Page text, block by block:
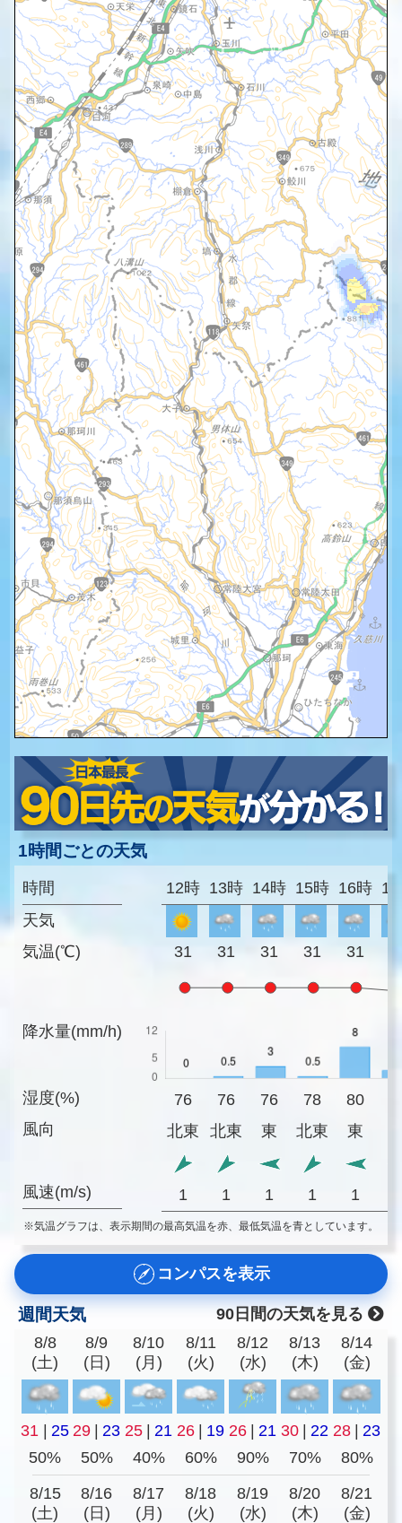
1時間ごとの天気
時間
天気
気温(℃)
降水量(mm/h)
湿度(%)
風向
風速(m/s)
12時 13時 14時 15時 16時
31 31 31 31 31
76 76 76 78 80
北東
北東 東 北東 東
1 1 1 1 1
※気温グラフは、表示期間の最高気温を赤、最低気温を青としています。
コンパスを表示
週間天気
90日間の天気を見る
8/8
(土)
8/9
(日)
8/10
(月)
8/11
(火)
8/12
(水)
8/13
(木)
8/14
(金)
31 | 25 29 | 23 25 | 21 26 | 19 26 | 21 30 | 22 28 | 23
50%
50% 40% 60% 90% 70% 80%
8/15
(土)
8/16
(日)
8/17
(月)
8/18
(火)
8/19
(水)
8/20
(木)
8/21
(金)